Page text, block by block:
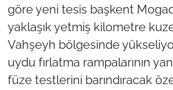
göre yeni tesis başkent
yaklaşık yetmiş kilometre
Vahşeyh bölgesinde
uydu fırlatma rampalarının
füze testlerini barındıracak